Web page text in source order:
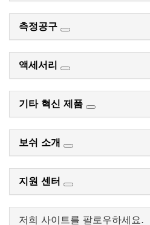
측정공구
액세서리
기타 혁신 제품
보쉬 소개
지원 센터
저희 사이트를 팔로우하세요.